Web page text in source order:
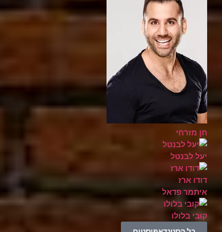
חן מזרחי
יעל לבנטל
דודו ארז
איתמר פדאל
קובי בלולו